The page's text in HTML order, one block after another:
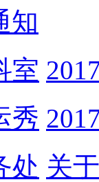
知
室
秀
处 关